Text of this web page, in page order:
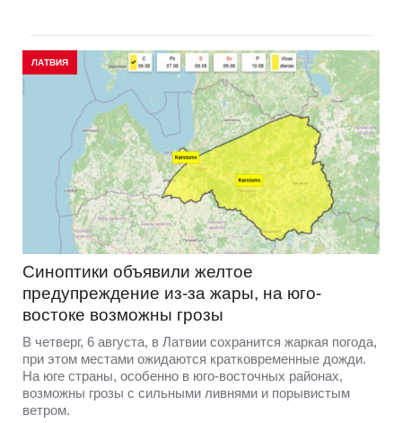
ЛАТВИЯ
Синоптики объявили желтое
предупреждение из-за жары, на юго-
востоке возможны грозы
В четверг, 6 августа, в Латвии сохранится жаркая погода,
при этом местами ожидаются кратковременные дожди.
На юге страны, особенно в юго-восточных районах,
возможны грозы с сильными ливнями и порывистым
ветром.